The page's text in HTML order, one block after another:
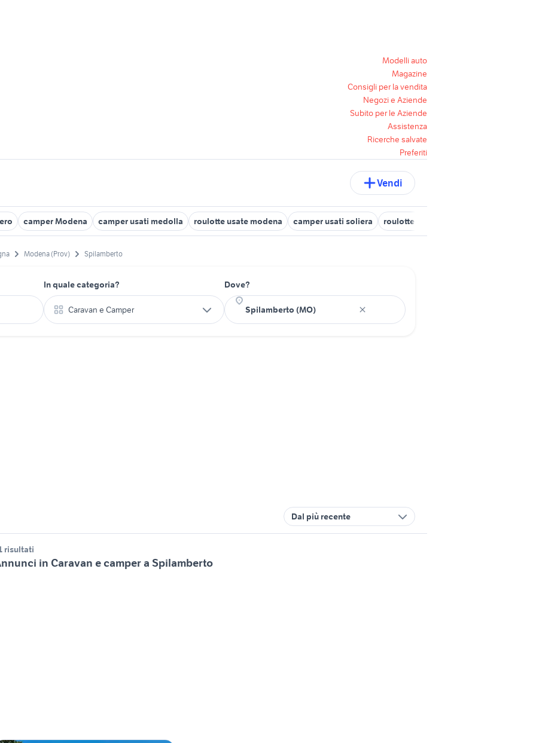
Modelli auto
Magazine
Consigli per la vendita
Negozi e Aziende
Subito per le Aziende
Assistenza
Ricerche salvate
Preferiti
Vendi
camper Modena camper usati medolla roulotte usate modena camper usati soliera roulotte camper Modena
Modena (Prov) Spilamberto
In quale categoria?
Caravan e Camper
Dove?
Dal più recente
risultati
in Caravan e camper a Spilamberto